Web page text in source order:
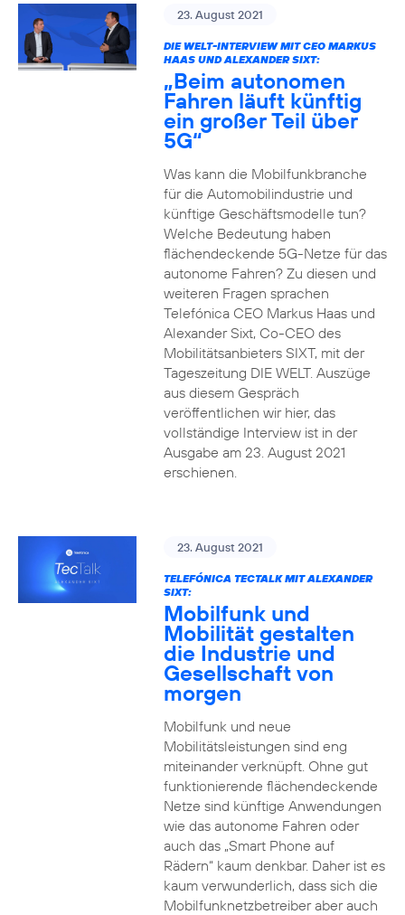
23. August 2021
DIE WELT-INTERVIEW MIT CEO MARKUS
HAAS UND ALEXANDER SIXT:
„Beim autonomen
Fahren läuft künftig
ein großer Teil über
5G“
Was kann die Mobilfunkbranche
für die Automobilindustrie und
künftige Geschäftsmodelle tun?
Welche Bedeutung haben
flächendeckende 5G-Netze für das
autonome Fahren? Zu diesen und
weiteren Fragen sprachen
Telefónica CEO Markus Haas und
Alexander Sixt, Co-CEO des
Mobilitätsanbieters SIXT, mit der
Tageszeitung DIE WELT. Auszüge
aus diesem Gespräch
veröffentlichen wir hier, das
vollständige Interview ist in der
Ausgabe am 23. August 2021
erschienen.
23. August 2021
TELEFÓNICA TECTALK MIT ALEXANDER
SIXT:
Mobilfunk und
Mobilität gestalten
die Industrie und
Gesellschaft von
morgen
Mobilfunk und neue
Mobilitätsleistungen sind eng
miteinander verknüpft. Ohne gut
funktionierende flächendeckende
Netze sind künftige Anwendungen
wie das autonome Fahren oder
auch das „Smart Phone auf
Rädern“ kaum denkbar. Daher ist es
kaum verwunderlich, dass sich die
Mobilfunknetzbetreiber aber auch